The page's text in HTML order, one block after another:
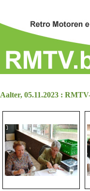
Aalter, 05.11.2023 :